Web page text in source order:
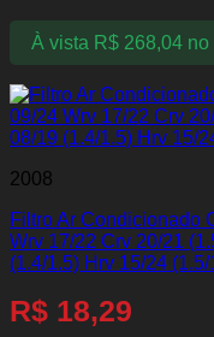
À vista R$268,04 no
2008
Filtro Ar Condicionado
Wrv 17/22 Crv 20/21
(1.4/1.5) Hrv 15/24 (1.5/
R$ 18,29